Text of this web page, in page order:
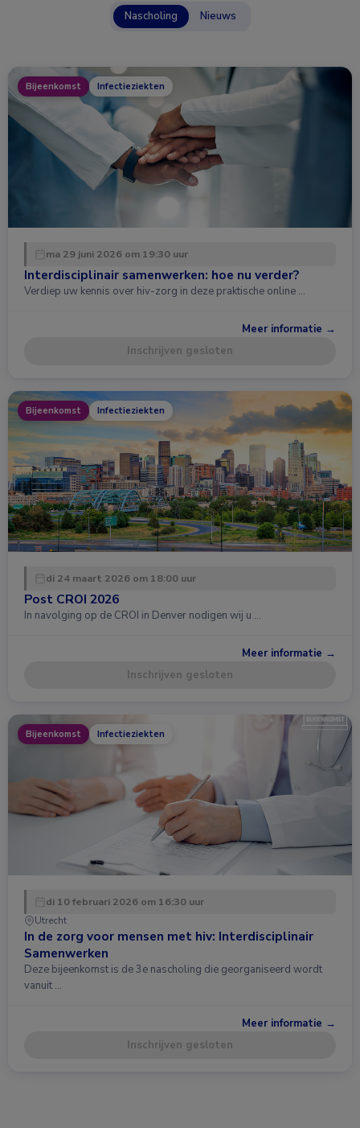
Nascholing Nieuws
Bijeenkomst Infectieziekten
ma 29 juni 2026 om 19:30 uur
Interdisciplinair samenwerken: hoe nu verder?
Verdiep uw kennis over hiv-zorg in deze praktische online …
Meer informatie →
Inschrijven gesloten
Bijeenkomst Infectieziekten
di 24 maart 2026 om 18:00 uur
Post CROI 2026
In navolging op de CROI in Denver nodigen wij u …
Meer informatie →
Inschrijven gesloten
Bijeenkomst Infectieziekten
di 10 februari 2026 om 16:30 uur
Utrecht
In de zorg voor mensen met hiv: Interdisciplinair
Samenwerken
Deze bijeenkomst is de 3e nascholing die georganiseerd wordt
vanuit …
Meer informatie →
Inschrijven gesloten